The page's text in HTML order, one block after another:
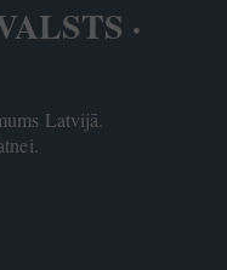
·
Latvijā.